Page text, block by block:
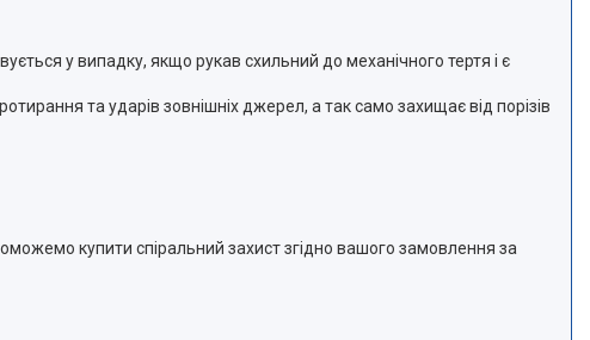
у випадку, якщо рукав схильний до механічного тертя і є
та ударів зовнішніх джерел, а так само захищає від порізів
купити спіральний захист згідно вашого замовлення за